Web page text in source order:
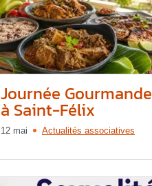
Journée Gourmande
à Saint-Félix
12 mai Actualités associatives